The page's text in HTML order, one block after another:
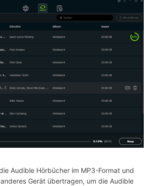
Audible Hörbücher im MP3-Format und
Gerät übertragen, um die Audible